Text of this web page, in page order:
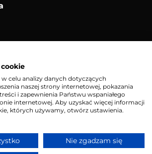
Reklama• Polityka prywatności
celu analizy danych dotyczących
naszej strony internetowej, pokazania
i zapewnienia Państwu wspaniałego
internetowej. Aby uzyskać więcej informacji
których używamy, otwórz ustawienia.
Nie zgadzam się